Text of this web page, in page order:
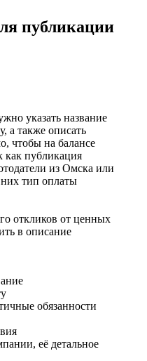
публикации
указать название
а также описать
чтобы на балансе
как публикация
из Омска или
тип оплаты
откликов от ценных
в описание
обязанности
её детальное